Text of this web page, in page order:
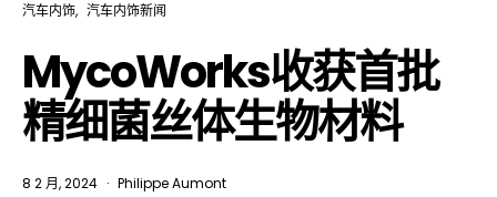
汽车内饰 汽车内饰新闻
MycoWorks收获首批
精细菌丝体生物材料
8 2 月, 2024 Philippe Aumont